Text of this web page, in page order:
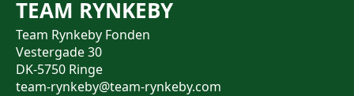
TEAM RYNKEBY
Team Rynkeby Fonden
Vestergade 30
DK-5750 Ringe
team-rynkeby@team-rynkeby.com